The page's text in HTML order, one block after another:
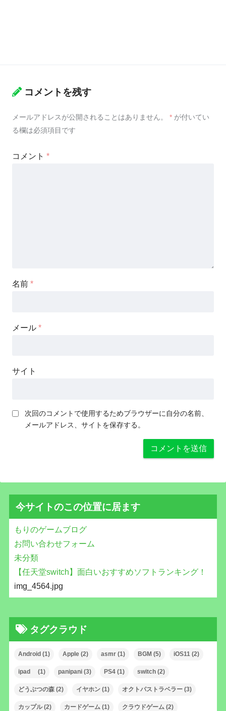
コメントを残す
メールアドレスが公開されることはありません。 * が付いてい
る欄は必須項目です
コメント *
名前 *
メール *
サイト
次回のコメントで使用するためブラウザーに自分の名前、
メールアドレス、サイトを保存する。
今サイトのこの位置に居ます
もりのゲームブログ
お問い合わせフォーム
未分類
【任天堂switch】面白いおすすめソフトランキング！
img_4564.jpg
タグクラウド
Android (1) Apple(2) asmr(1) BGM (5) iOS11(2)
ipad (1) panipani(3) PS4(1) switch(2)
どうぶつの森(2) イヤホン(1) オクトパストラベラー(3)
カップル(2) カードゲーム(1) クラウドゲーム(2)